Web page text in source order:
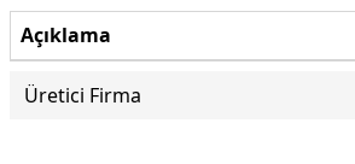
Açıklama
Üretici Firma